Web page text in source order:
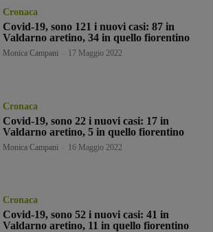
Cronaca
Covid-19, sono 121 i nuovi casi: 87 in
Valdarno aretino, 34 in quello fiorentino
Monica Campani 17 Maggio 2022
Cronaca
Covid-19, sono 22 i nuovi casi: 17 in
Valdarno aretino, 5 in quello fiorentino
Monica Campani 16 Maggio 2022
Cronaca
Covid-19, sono 52 i nuovi casi: 41 in
Valdarno aretino, 11 in quello fiorentino